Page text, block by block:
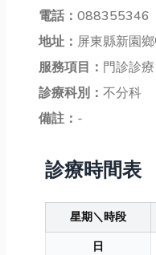
電話： 088355346
地址： 屏東縣新園
服務項目： 門診診療
診療科別： 不分科
備註： -
診療時間表
星期＼時段
日